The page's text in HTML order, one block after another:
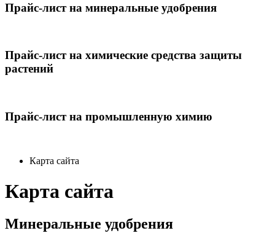
Прайс-лист на минеральные удобрения
Прайс-лист на химические средства защиты
растений
Прайс-лист на промышленную химию
Карта сайта
Карта сайта
Минеральные удобрения